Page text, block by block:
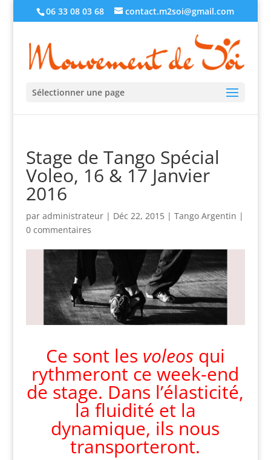
06 33 08 03 68 contact.m2soi@gmail.com
Sélectionner une page
Stage de Tango Spécial
Voleo, 16 & 17 Janvier
2016
par administrateur| Déc 22, 2015| Tango Argentin |
0 commentaires
Ce sont les voleosqui
rythmeront ce week-end
de stage. Dans l’élasticité,
la fluidité et la
dynamique, ils nous
transporteront.